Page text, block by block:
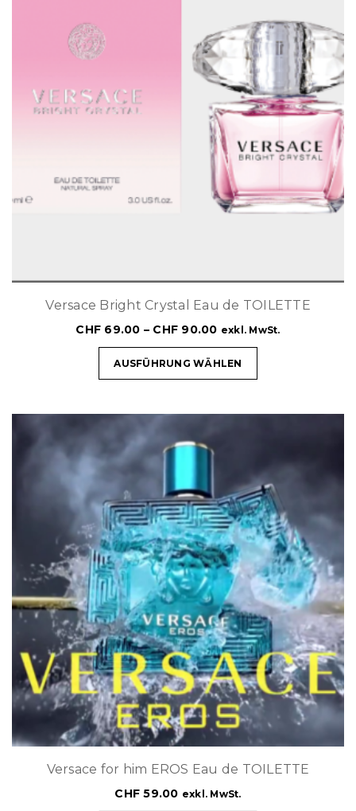
Versace Bright Crystal Eau de TOILETTE
CHF 69.00 – CHF 90.00 exkl. MwSt.
AUSFÜHRUNG WÄHLEN
Versace for him EROS Eau de TOILETTE
CHF 59.00 exkl. MwSt.